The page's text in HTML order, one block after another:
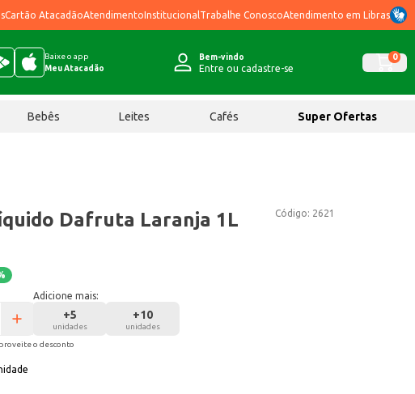
Cartão AtacadãoAtendimentoInstitucional Trabalhe ConoscoAtendimento em Libras
Baixe o app
Meu Atacadão
Bem-vindo
Entre ou cadastre-se
0
Bebês Leites Cafés Super Ofertas
Código: 2621
Dafruta Laranja 1L
Adicione mais:
+5
unidades
+10
unidades
o desconto